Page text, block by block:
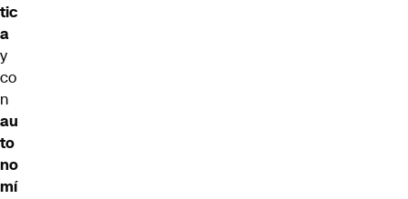
tic
a
y
co
n
au
to
no
mí